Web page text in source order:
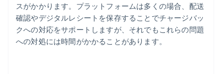
スがかかります。プラットフォームは多くの場合、配送
確認やデジタルレシートを保存することでチャージバッ
クへの対応をサポートしますが、それでもこれらの問題
への対処には時間がかかることがあります。